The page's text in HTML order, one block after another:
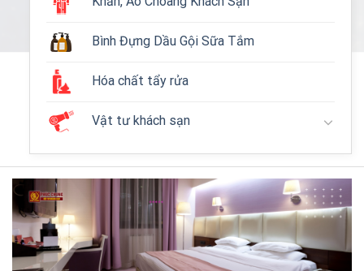
Bình Đựng Dầu Gội Sữa Tắm
Hóa chất tẩy rửa
Vật tư khách sạn